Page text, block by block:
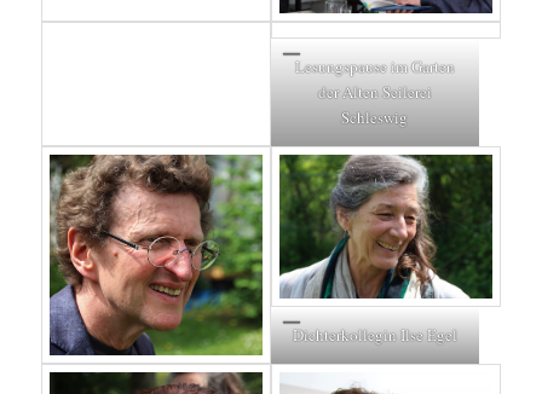
Lesungspause im Garten
der Alten Seilerei
Schleswig
Dichterkollegin Ilse Egel